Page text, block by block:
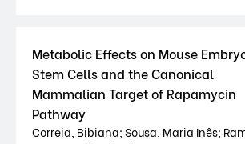
Metabolic Effects on Mouse
Stem Cells and the Canonical
Mammalian Target of Rapamycin
Pathway
Correia, Bibiana; Sousa, Maria Inês;